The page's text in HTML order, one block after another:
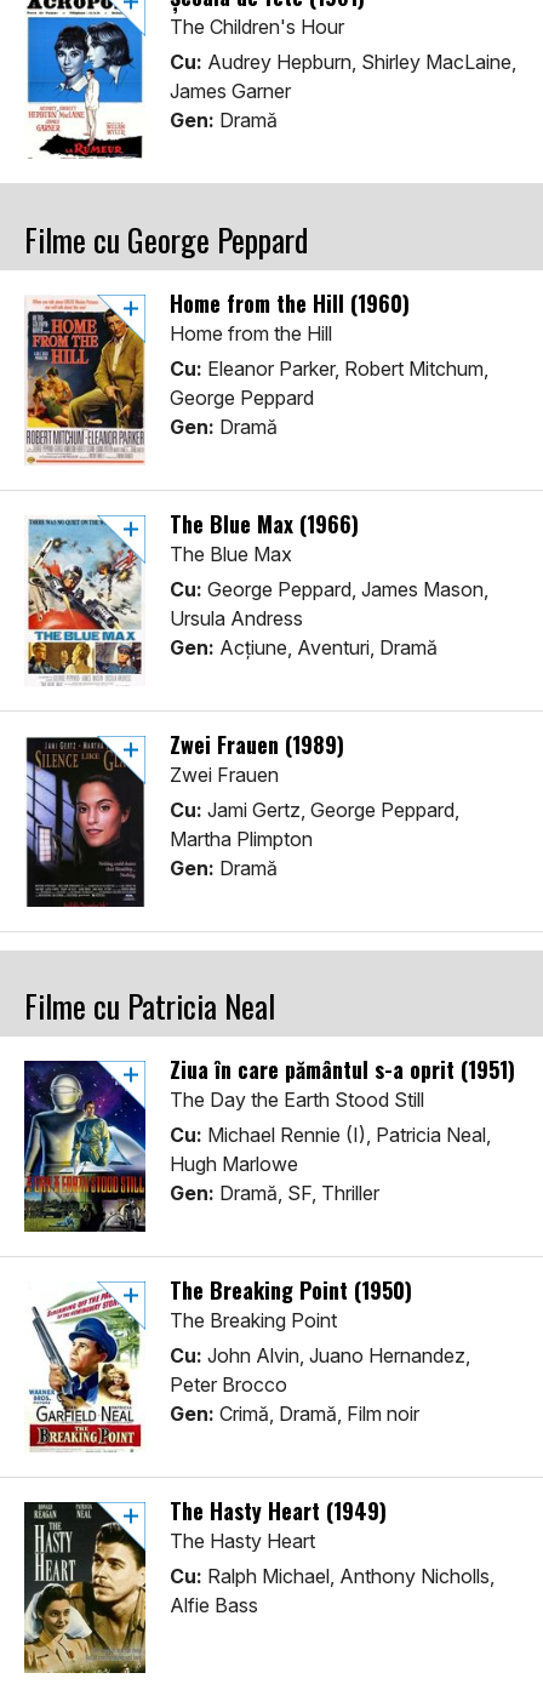
The Children's Hour
Cu: Audrey Hepburn, Shirley MacLaine,
James Garner
Gen: Dramă
Filme cu George Peppard
Home from the Hill (1960)
Home from the Hill
Cu: Eleanor Parker, Robert Mitchum,
George Peppard
Gen: Dramă
The Blue Max (1966)
The Blue Max
Cu: George Peppard, James Mason,
Ursula Andress
Gen: Acţiune, Aventuri, Dramă
Zwei Frauen (1989)
Zwei Frauen
Cu: Jami Gertz, George Peppard,
Martha Plimpton
Gen: Dramă
Filme cu Patricia Neal
Ziua în care pământul s-a oprit (1951)
The Day the Earth Stood Still
Cu: Michael Rennie (I), Patricia Neal,
Hugh Marlowe
Gen: Dramă, SF, Thriller
The Breaking Point (1950)
The Breaking Point
Cu: John Alvin, Juano Hernandez,
Peter Brocco
Gen: Crimă, Dramă, Film noir
The Hasty Heart (1949)
The Hasty Heart
Cu: Ralph Michael, Anthony Nicholls,
Alfie Bass